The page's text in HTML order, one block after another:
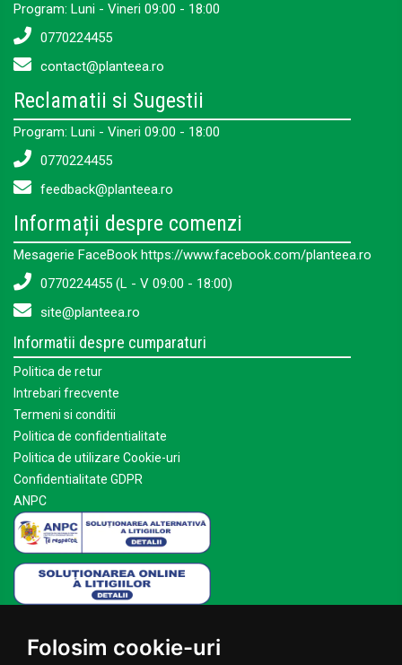
Folosim cookie-uri
Program: Luni - Vineri 09:00 - 18:00
0770224455
contact@planteea.ro
Reclamatii si Sugestii
Program: Luni - Vineri 09:00 - 18:00
0770224455
feedback@planteea.ro
Informații despre comenzi
Mesagerie FaceBook https://www.facebook.com/planteea.ro
0770224455 (L - V 09:00 - 18:00)
site@planteea.ro
Informatii despre cumparaturi
Politica de retur
Intrebari frecvente
Termeni si conditii
Politica de confidentialitate
Politica de utilizare Cookie-uri
Confidentialitate GDPR
ANPC
Acasa